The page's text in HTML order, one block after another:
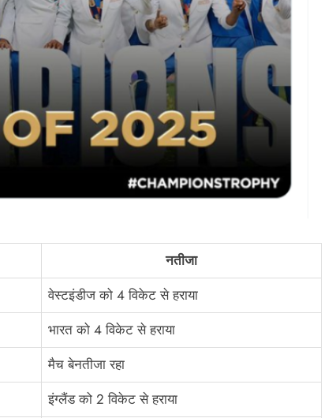
नतीजा
वेस्टइंडीज को 4 विकेट से हराया
भारत को 4 विकेट से हराया
मैच बेनतीजा रहा
इंग्लैंड को 2 विकेट से हराया